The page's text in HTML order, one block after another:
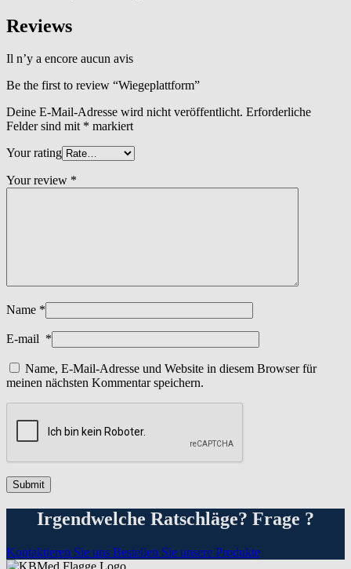
Reviews
Il n’y a encore aucun avis
Be the first to review “Wiegeplattform”
Deine E-Mail-Adresse wird nicht veröffentlicht. Erforderliche
Felder sind mit * markiert
Your rating
Your review *
Name *
E-mail *
Name, E-Mail-Adresse und Website in diesem Browser für
meinen nächsten Kommentar speichern.
Irgendwelche Ratschläge? Frage ?
Kontaktieren Sie uns Bestellen Sie unsere Produkte